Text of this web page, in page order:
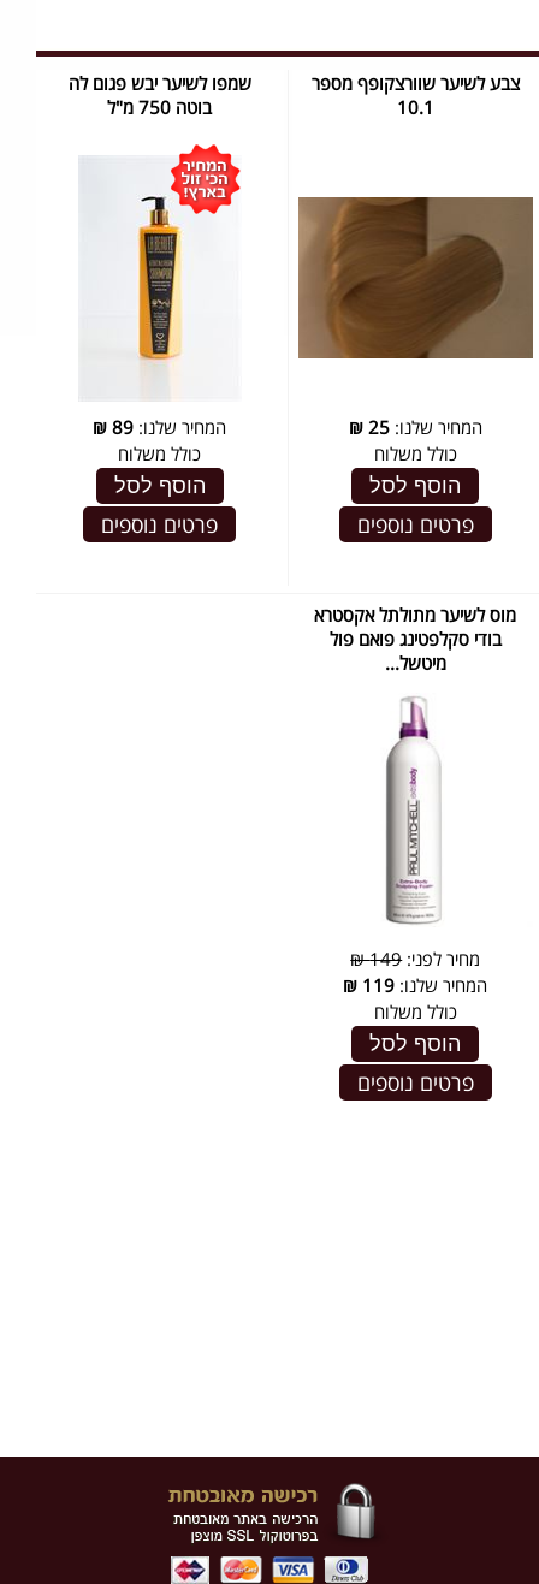
צבע לשיער שוורצקופף מספר
10.1
המחיר שלנו:25
₪
כולל משלוח
הוסף לסל
פרטים נוספים
שמפו לשיער יבש פגום לה
בוטה 750 מ"ל
המחיר שלנו: 89
₪
כולל משלוח
הוסף לסל
פרטים נוספים
מוס לשיער מתולתל אקסטרא
בודי סקלפטינג פואם פול
מיטשל...
מחיר לפני:149 ₪
המחיר שלנו: 119
₪
כולל משלוח
הוסף לסל
פרטים נוספים